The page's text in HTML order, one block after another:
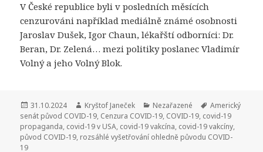
V České republice byli v posledních měsících
cenzurováni například mediálně známé osobnosti
Jaroslav Dušek, Igor Chaun, lékařští odborníci: Dr.
Beran, Dr. Zelená… mezi politiky poslanec Vladimír
Volný a jeho Volný Blok.
Publikováno:
31.10.2024 Autor:
Kryštof Janeček Rubriky:
Nezařazené Štítky:
Americký
senát původ COVID-19, Cenzura COVID-19, COVID-19, covid-19
propaganda, covid-19 v USA, covid-19 vakcína, covid-19 vakcíny,
původ COVID-19, rozsáhlé vyšetřování ohledně původu COVID-
19